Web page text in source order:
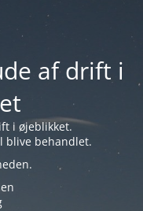
af drift i
i øjeblikket.
blive behandlet.